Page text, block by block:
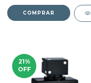
COMPRAR
21%
OFF